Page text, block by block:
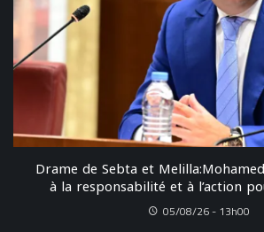
Drame de Sebta et
à la responsabilité et à l’action
05/08/26 - 13h00